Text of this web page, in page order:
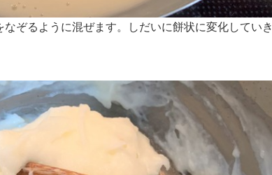
ぞるように混ぜます。しだいに餅状に変化していき